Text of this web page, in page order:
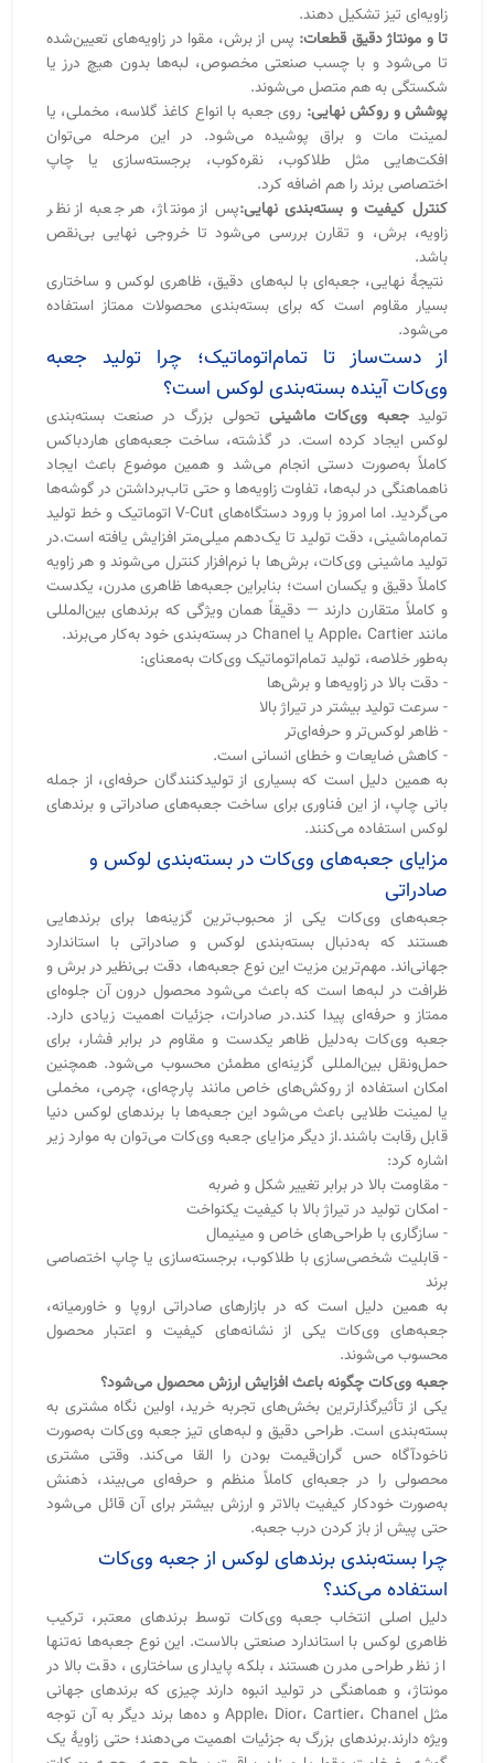
از دست‌ساز تا تمام‌اتوماتیک؛ چرا تولید جعبه
وی‌کات آینده بسته‌بندی لوکس است؟
تولیدجعبه وی‌کات ماشینیتحولی بزرگ در صنعت بسته‌بندی
لوکس ایجاد کرده است. در گذشته، ساخت جعبه‌های هاردباکس
کاملاً به‌صورت دستی انجام می‌شد و همین موضوع باعث ایجاد
ناهماهنگی در لبه‌ها، تفاوت زاویه‌ها و حتی تاب‌برداشتن در گوشه‌ها
می‌گردید. اما امروز با ورود دستگاه‌های V-Cut اتوماتیک و خط تولید
تمام‌ماشینی، دقت تولید تا یک‌دهم میلی‌متر افزایش یافته است.در
تولید ماشینی وی‌کات، برش‌ها با نرم‌افزار کنترل می‌شوند و هر زاویه
کاملاً دقیق و یکسان است؛ بنابراین جعبه‌ها ظاهری مدرن، یکدست
و کاملاً متقارن دارند — دقیقاً همان ویژگی که برندهای بین‌المللی
مانند Apple، Cartier یا Chanel در بسته‌بندی خود به‌کار می‌برند.
به‌طور خلاصه، تولید تمام‌اتوماتیک وی‌کات به‌معنای:
- دقت بالا در زاویه‌ها و برش‌ها
- سرعت تولید بیشتر در تیراژ بالا
- ظاهر لوکس‌تر و حرفه‌ای‌تر
- کاهش ضایعات و خطای انسانی است.
به همین دلیل است که بسیاری از تولیدکنندگان حرفه‌ای، از جمله
بانی چاپ، از این فناوری برای ساخت جعبه‌های صادراتی و برندهای
لوکس استفاده می‌کنند.
مزایای جعبه‌های وی‌کات در بسته‌بندی لوکس و
صادراتی
جعبه‌های وی‌کات یکی از محبوب‌ترین گزینه‌ها برای برندهایی
هستند که به‌دنبال بسته‌بندی لوکس و صادراتی با استاندارد
جهانی‌اند. مهم‌ترین مزیت این نوع جعبه‌ها، دقت بی‌نظیر در برش و
ظرافت در لبه‌ها است که باعث می‌شود محصول درون آن جلوه‌ای
ممتاز و حرفه‌ای پیدا کند.در صادرات، جزئیات اهمیت زیادی دارد.
جعبه وی‌کات به‌دلیل ظاهر یکدست و مقاوم در برابر فشار، برای
حمل‌ونقل بین‌المللی گزینه‌ای مطمئن محسوب می‌شود. همچنین
امکان استفاده از روکش‌های خاص مانند پارچه‌ای، چرمی، مخملی
یا لمینت طلایی باعث می‌شود این جعبه‌ها با برندهای لوکس دنیا
قابل رقابت باشند.از دیگر مزایای جعبه وی‌کات می‌توان به موارد زیر
اشاره کرد:
- مقاومت بالا در برابر تغییر شکل و ضربه
- امکان تولید در تیراژ بالا با کیفیت یکنواخت
- سازگاری با طراحی‌های خاص و مینیمال
- قابلیت شخصی‌سازی با طلاکوب، برجسته‌سازی یا چاپ اختصاصی
برند
به همین دلیل است که در بازارهای صادراتی اروپا و خاورمیانه،
جعبه‌های وی‌کات یکی از نشانه‌های کیفیت و اعتبار محصول
محسوب می‌شوند.
جعبه وی‌کات چگونه باعث افزایش ارزش محصول می‌شود؟
یکی از تأثیرگذارترین بخش‌های تجربه خرید، اولین نگاه مشتری به
بسته‌بندی است. طراحی دقیق و لبه‌های تیز جعبه وی‌کات به‌صورت
ناخودآگاه حس گران‌قیمت بودن را القا می‌کند. وقتی مشتری
محصولی را در جعبه‌ای کاملاً منظم و حرفه‌ای می‌بیند، ذهنش
به‌صورت خودکار کیفیت بالاتر و ارزش بیشتر برای آن قائل می‌شود
حتی پیش از باز کردن درب جعبه.
چرا بسته‌بندی برندهای لوکس از جعبه وی‌کات
استفاده می‌کند؟
دلیل اصلی انتخاب جعبه وی‌کات توسط برندهای معتبر، ترکیب
ظاهری لوکس با استاندارد صنعتی بالاست. این نوع جعبه‌ها نه‌تنها
از نظر طراحی مدرن هستند، بلکه پایداری ساختاری، دقت بالا در
مونتاژ، و هماهنگی در تولید انبوه دارند چیزی که برندهای جهانی
مثل Apple، Dior، Cartier، Chanel و ده‌ها برند دیگر به آن توجه
ویژه دارند.برندهای بزرگ به جزئیات اهمیت می‌دهند؛ حتی زاویهٔ یک
گوشه، ضخامت مقوا یا میزان براقیت سطح جعبه. جعبه وی‌کات
دقیقاً همان کیفیتی را ارائه می‌دهد که در بازارهای بین‌المللی قابل
رقابت است.از سوی دیگر، استفاده از دستگاه‌های اتوماتیک در تولید
وی‌کات باعث می‌شود برندها بتواند تیراژ بالا، تحویل سریع و ثبات
کیفیت را هم‌زمان به‌دست آورد.
تولید جعبه وی‌کات با دستگاه تمام اتوماتیک
تولید جعبه وی‌کات با دستگاه تمام‌اتوماتیک، نسل جدیدی از ساخت
جعبه‌های هاردباکس لبه‌تیز است که دقت، سرعت و کیفیت نهایی
را به‌صورت چشمگیری افزایش می‌دهد. در این روش، برش‌های
زاویه‌دار (V-Cut) توسط دستگاه‌های صنعتی و با تنظیمات کاملاً
دقیق انجام می‌شود تا تمامی گوشه‌ها به‌صورت یکنواخت، تیز و
بدون شکستگی شکل بگیرند. استفاده از خط تولید اتوماتیک باعث
می‌شود خطای انسانی کاهش پیدا کند و تمامی جعبه‌ها حتی در
تیراژ بالا، کیفیتی یکسان و حرفه‌ای داشته باشند.